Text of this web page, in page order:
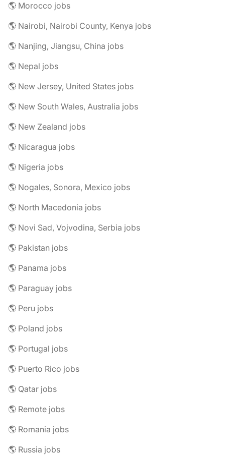
🌎 Morocco jobs
🌎 Nairobi, Nairobi County, Kenya jobs
🌎 Nanjing, Jiangsu, China jobs
🌎 Nepal jobs
🌎 New Jersey, United States jobs
🌎 New South Wales, Australia jobs
🌎 New Zealand jobs
🌎 Nicaragua jobs
🌎 Nigeria jobs
🌎 Nogales, Sonora, Mexico jobs
🌎 North Macedonia jobs
🌎 Novi Sad, Vojvodina, Serbia jobs
🌎 Pakistan jobs
🌎 Panama jobs
🌎 Paraguay jobs
🌎 Peru jobs
🌎 Poland jobs
🌎 Portugal jobs
🌎 Puerto Rico jobs
🌎 Qatar jobs
🌎 Remote jobs
🌎 Romania jobs
🌎 Russia jobs